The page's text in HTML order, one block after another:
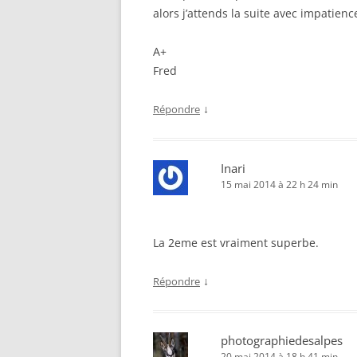
alors j’attends la suite avec
A+
Fred
Répondre ↓
Inari
15 mai 2014 à 22 h 24 min
La 2eme est vraiment superbe.
Répondre ↓
photographiedesalpes